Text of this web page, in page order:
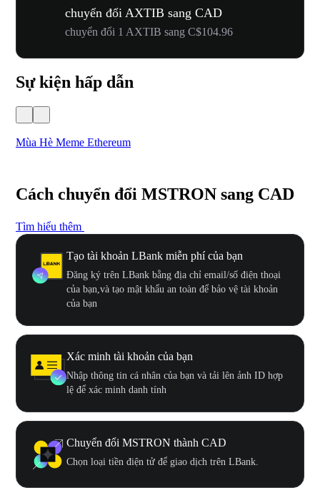
chuyển đổi AXTIB sang CAD
chuyển đổi 1 AXTIB sang C$104.96
Sự kiện hấp dẫn
Mùa Hè Meme Ethereum
Cách chuyển đổi MSTRON sang CAD
Tìm hiểu thêm
Tạo tài khoản LBank miễn phí của bạn
Đăng ký trên LBank bằng địa chỉ email/số điện thoại
của bạn,và tạo mật khẩu an toàn để bảo vệ tài khoản
của bạn
Xác minh tài khoản của bạn
Nhập thông tin cá nhân của bạn và tải lên ảnh ID hợp
lệ để xác minh danh tính
Chuyển đổi MSTRON thành CAD
Chọn loại tiền điện tử để giao dịch trên LBank.